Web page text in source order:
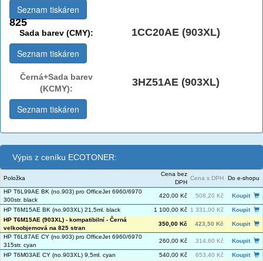
825
Seznam tiskáren
Sada barev (CMY):
1CC20AE (903XL)
Seznam tiskáren
Černá+Sada barev
(KCMY):
3HZ51AE (903XL)
Seznam tiskáren
Výpis z ceníku ECOTONER:
Položka
Cena bez
DPH
Cena s DPH Do e-shopu
HP T6L99AE BK (no.903) pro OfficeJet 6960/6970
300str. black
420,00 Kč 508,20 Kč Koupit
HP T6M15AE BK (no.903XL) 21,5ml. black 1 100,00 Kč 1 331,00 Kč
Koupit
HP T6M15AE (903XL) - kompatibilní - Černá
velkoobjemová na 825 stran
350,00 Kč 423,50 Kč
Koupit
HP T6L87AE CY (no.903) pro OfficeJet 6960/6970
315str. cyan
260,00 Kč 314,60 Kč Koupit
HP T6M03AE CY (no.903XL) 9,5ml. cyan 540,00 Kč 653,40 Kč
Koupit